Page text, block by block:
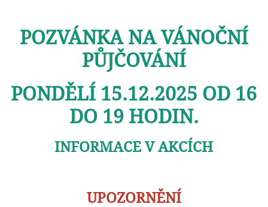
POZVÁNKA NA VÁNOČNÍ
PŮJČOVÁNÍ
PONDĚLÍ 15.12.2025 OD 16
DO 19 HODIN.
INFORMACE V AKCÍCH
UPOZORNĚNÍ